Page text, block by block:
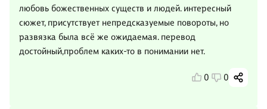
любовь божественных существ и людей. интересный
сюжет, присутствует непредсказуемые повороты, но
развязка была всё же ожидаемая. перевод
достойный,проблем каких-то в понимании нет.
0 0